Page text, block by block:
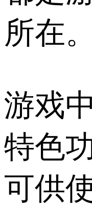
所在。
游戏
特色
可供